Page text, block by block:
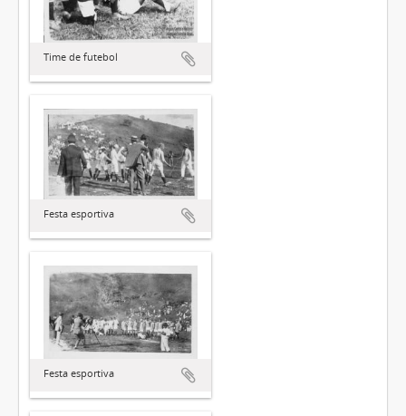
Time de futebol
Festa esportiva
Festa esportiva